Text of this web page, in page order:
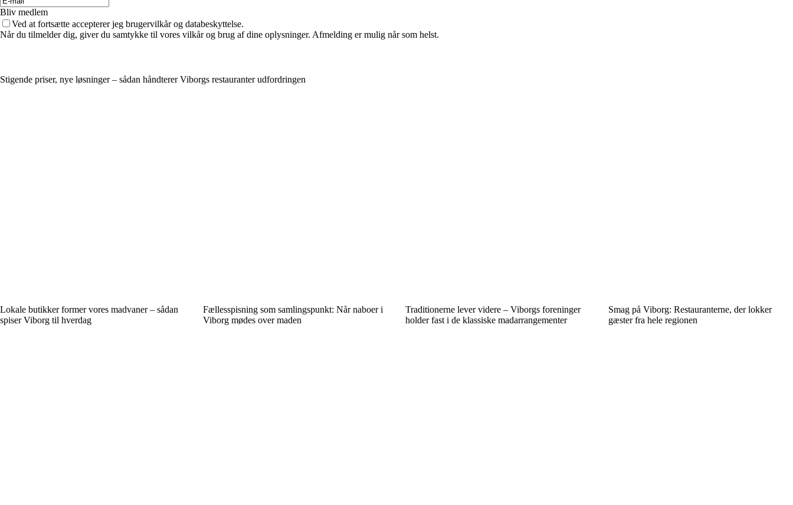
Bliv medlem
Ved at fortsætte accepterer jeg brugervilkår og databeskyttelse.
Når du tilmelder dig, giver du samtykke til vores vilkår og brug af dine oplysninger. Afmelding er mulig når som helst.
Stigende priser, nye løsninger – sådan håndterer Viborgs restauranter udfordringen
Lokale butikker former vores madvaner – sådan
spiser Viborg til hverdag
Fællesspisning som samlingspunkt: Når naboer i
Viborg mødes over maden
Traditionerne lever videre – Viborgs foreninger
holder fast i de klassiske madarrangementer
Smag på Viborg: Restauranterne, der lokker
gæster fra hele regionen